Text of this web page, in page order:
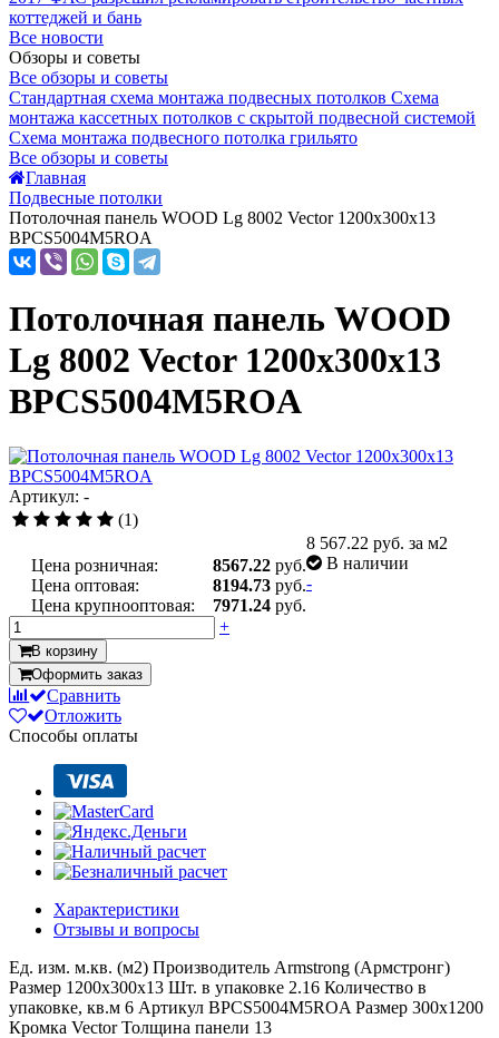
коттеджей и бань
Все новости
Обзоры и советы
Все обзоры и советы
Стандартная схема монтажа подвесных потолков Схема
монтажа кассетных потолков с скрытой подвесной системой
Схема монтажа подвесного потолка грильято
Все обзоры и советы
Главная
Подвесные потолки
Потолочная панель WOOD Lg 8002 Vector 1200x300x13
BPCS5004M5ROA
Потолочная панель WOOD
Lg 8002 Vector 1200x300x13
BPCS5004M5ROA
Артикул: -
(1)
Цена розничная: 8567.22 руб.
Цена оптовая:
8194.73 руб.
Цена крупнооптовая:
7971.24 руб.
8 567.22 руб. за м2
В наличии
-
+
В корзину
Оформить заказ
Сравнить
Отложить
Способы оплаты
Характеристики
Отзывы и вопросы
Ед. изм. м.кв. (м2) Производитель Armstrong (Армстронг)
Размер 1200x300x13 Шт. в упаковке 2.16 Количество в
упаковке, кв.м 6 Артикул BPCS5004M5ROA Размер 300x1200
Кромка Vector Толщина панели 13